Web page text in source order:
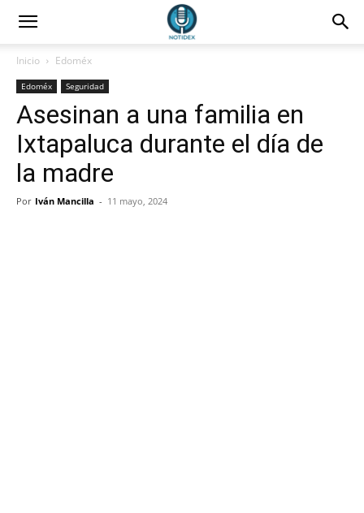
Inicio Edoméx
Edoméx Seguridad
Asesinan a una familia en
Ixtapaluca durante el día de
la madre
Por Iván Mancilla - 11 mayo, 2024